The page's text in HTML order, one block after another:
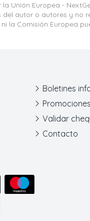
Unión Europea -
del autor o autores y no
la Comisión Europea
Boletines
Validar
Contacto